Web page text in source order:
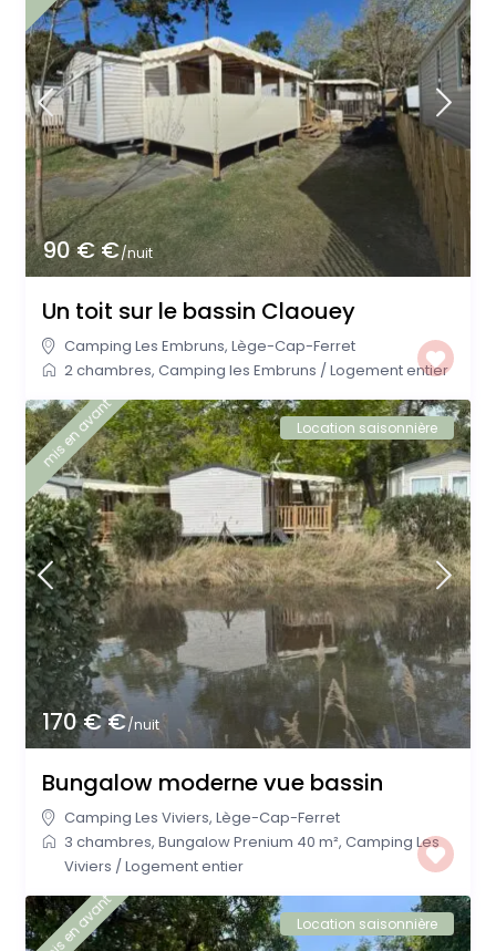
90 € €/nuit
Un toit sur le bassin Claouey
Camping Les Embruns,Lège-Cap-Ferret
2 chambres,Camping les Embruns /Logement entier
170 € €/nuit
mis en avant Location saisonnière
Bungalow moderne vue bassin
Camping Les Viviers,Lège-Cap-Ferret
3 chambres,Bungalow Prenium 40 m²,Camping Les
Viviers /Logement entier
mis en avant Location saisonnière